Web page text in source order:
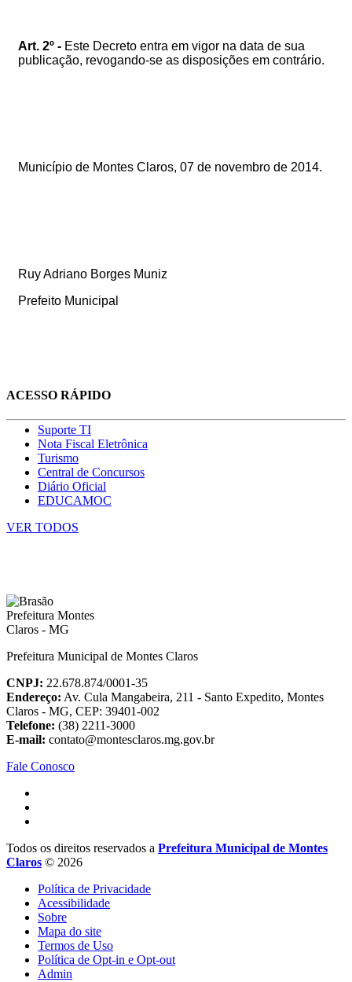
Art. 2º - Este Decreto entra em vigor na data de sua
publicação, revogando-se as disposições em contrário.
Município de Montes Claros, 07 de novembro de 2014.
Ruy Adriano Borges Muniz
Prefeito Municipal
ACESSO RÁPIDO
Suporte TI
Nota Fiscal Eletrônica
Turismo
Central de Concursos
Diário Oficial
EDUCAMOC
VER TODOS
Prefeitura Municipal de Montes Claros
CNPJ: 22.678.874/0001-35
Endereço: Av. Cula Mangabeira, 211 - Santo Expedito, Montes
Claros - MG, CEP: 39401-002
Telefone: (38) 2211-3000
E-mail: contato@montesclaros.mg.gov.br
Fale Conosco
Todos os direitos reservados a Prefeitura Municipal de Montes
Claros © 2026
Política de Privacidade
Acessibilidade
Sobre
Mapa do site
Termos de Uso
Política de Opt-in e Opt-out
Admin